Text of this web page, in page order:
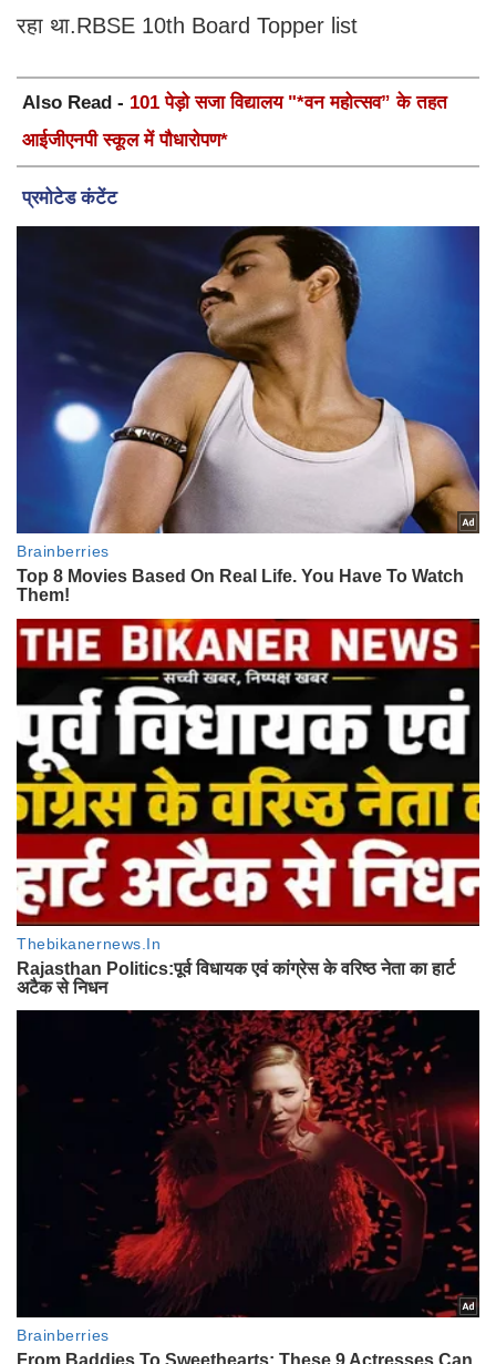
रहा था.RBSE 10th Board Topper list
Also Read - 101 पेड़ो सजा विद्यालय "*वन महोत्सव” के तहत
आईजीएनपी स्कूल में पौधारोपण*